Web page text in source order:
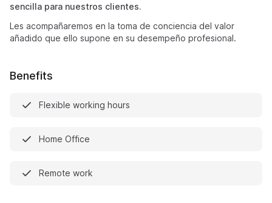
sencilla para nuestros clientes.
Les acompañaremos en la toma de conciencia del valor
añadido que ello supone en su desempeño profesional.
Benefits
Flexible working hours
Home Office
Remote work